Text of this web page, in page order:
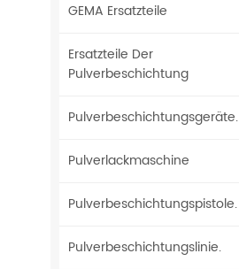
GEMA Ersatzteile
Ersatzteile Der
Pulverbeschichtung
Pulverbeschichtungsgeräte.
Pulverlackmaschine
Pulverbeschichtungspistole.
Pulverbeschichtungslinie.